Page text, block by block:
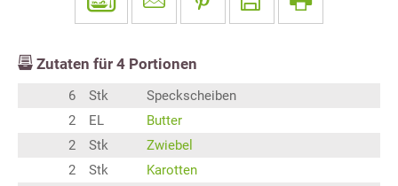
Zutaten für 4 Portionen
6 Stk
Speckscheiben
2
EL
Butter
2
Stk
Zwiebel
2
Stk
Karotten